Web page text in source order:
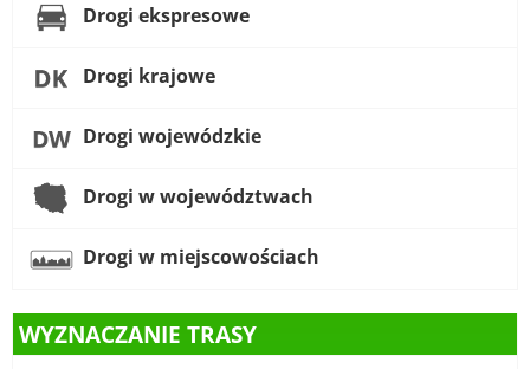
Drogi ekspresowe
Drogi krajowe
Drogi wojewódzkie
Drogi w województwach
Drogi w miejscowościach
WYZNACZANIE TRASY